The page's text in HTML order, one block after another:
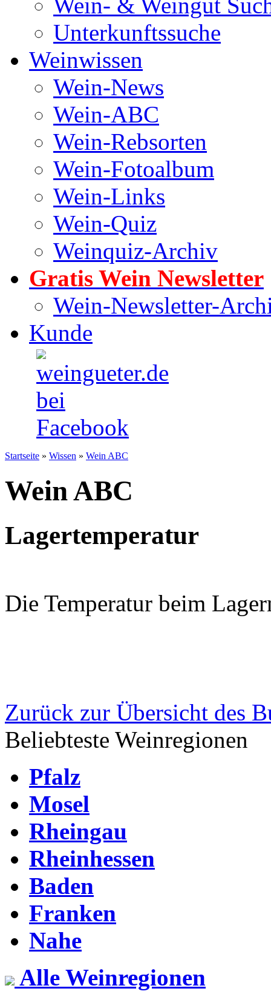
Unterkunftssuche
Weinwissen
Wein-News
Wein-ABC
Wein-Rebsorten
Wein-Fotoalbum
Wein-Links
Wein-Quiz
Weinquiz-Archiv
Gratis Wein Newsletter
Wein-Newsletter-
Kunde
Startseite » Wissen » Wein ABC
Wein ABC
Lagertemperatur
Die Temperatur beim
Zurück zur Übersicht des
Beliebteste Weinregionen
Pfalz
Mosel
Rheingau
Rheinhessen
Baden
Franken
Nahe
Alle Weinregionen